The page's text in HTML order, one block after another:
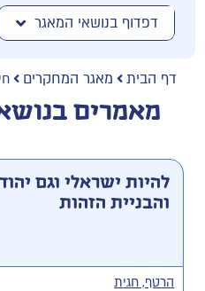
דפדוף בנושאי המאגר
דף הבית מאגר המחקרים
מאמרים
להיות ישראלי וגם
והבניית הזהות
הרטף, חגית